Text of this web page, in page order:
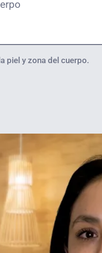
piel y zona del cuerpo.